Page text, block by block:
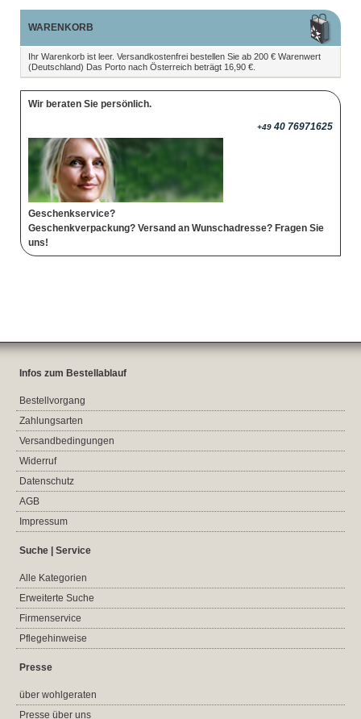
WARENKORB
Ihr Warenkorb ist leer. Versandkostenfrei bestellen Sie ab 200 € Warenwert
(Deutschland) Das Porto nach Österreich beträgt 16,90 €.
Wir beraten Sie persönlich.
+49 40 76971625
Geschenkservice?
Geschenkverpackung? Versand an Wunschadresse? Fragen Sie
uns!
Infos zum Bestellablauf
Bestellvorgang
Zahlungsarten
Versandbedingungen
Widerruf
Datenschutz
AGB
Impressum
Suche | Service
Alle Kategorien
Erweiterte Suche
Firmenservice
Pflegehinweise
Presse
über wohlgeraten
Presse über uns